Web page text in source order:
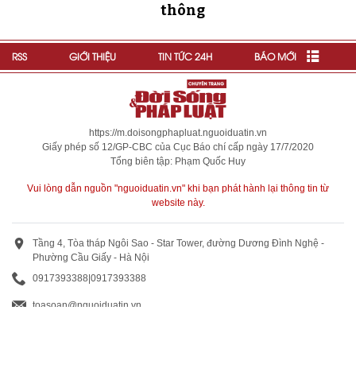
thông
RSS GIỚI THIỆU TIN TỨC 24H BÁO MỚI
https://m.doisongphapluat.nguoiduatin.vn
Giấy phép số 12/GP-CBC của Cục Báo chí cấp ngày 17/7/2020
Tổng biên tập: Phạm Quốc Huy
Vui lòng dẫn nguồn "nguoiduatin.vn" khi bạn phát hành lại thông tin từ
website này.
Tầng 4, Tòa tháp Ngôi Sao - Star Tower, đường Dương Đình Nghệ -
Phường Cầu Giấy - Hà Nội
0917393388|0917393388
toasoan@nguoiduatin.vn